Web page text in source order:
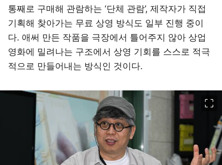
통째로 구매해 관람하는 ‘단체 관람’, 제작자가 직접
기획해 찾아가는 무료 상영 방식도 일부 진행 중이
다. 애써 만든 작품을 극장에서 틀어주지 않아 상업
영화에 밀려나는 구조에서 상영 기회를 스스로 적극
적으로 만들어내는 방식인 것이다.